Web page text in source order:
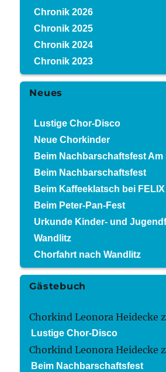
Chronik 2026
Chronik 2025
Chronik 2024
Chronik 2023
Neues
Lustige Chor-Disco
Neue Chorkinder
Beim Nachbarschaftsfest
Beim Nachbarschaftsfest
Beim Kaffeeklatsch bei FELIX
Beim Peter-Pan-Fest
Urkunde Kinder- und
Wandlitz
Chorfahrt nach Wandlitz
Gästebuch
Chorkind Leonora Heidecke
Lustige Chor-Disco
Chorkind Leonora Heidecke
Beim Nachbarschaftsfest